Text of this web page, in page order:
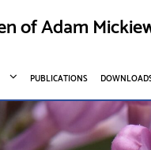
of Adam
PUBLICATIONS